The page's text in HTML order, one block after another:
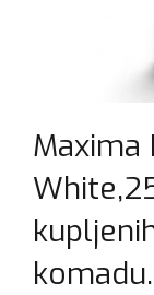
Maxima
komadu.